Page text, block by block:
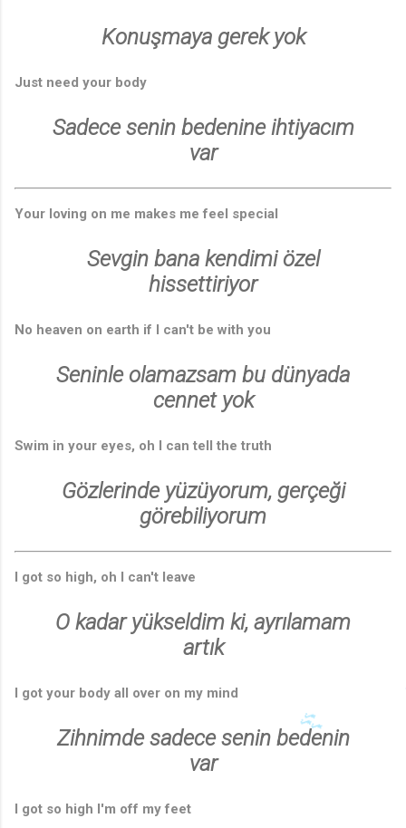
Konuşmaya gerek yok
Just need your body
Sadece senin bedenine ihtiyacım
var
Your loving on me makes me feel special
Sevgin bana kendimi özel
hissettiriyor
No heaven on earth if I can't be with you
Seninle olamazsam bu dünyada
cennet yok
Swim in your eyes, oh I can tell the truth
Gözlerinde yüzüyorum, gerçeği
görebiliyorum
I got so high, oh I can't leave
O kadar yükseldim ki, ayrılamam
artık
I got your body all over on my mind
Zihnimde sadece senin bedenin
var
I got so high I'm off my feet
♪